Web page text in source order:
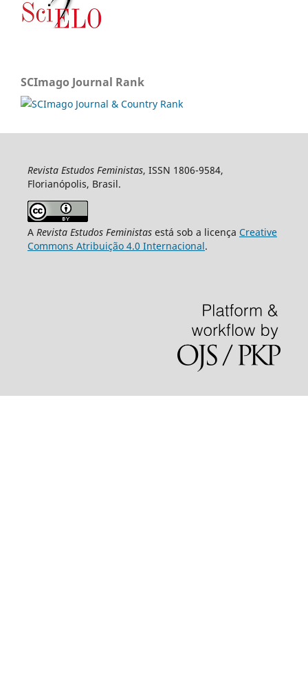
SCImago Journal Rank
Revista Estudos Feministas, ISSN 1806-9584,
Florianópolis, Brasil.
A Revista Estudos Feministasestá sob a licença Creative
Commons Atribuição 4.0 Internacional.